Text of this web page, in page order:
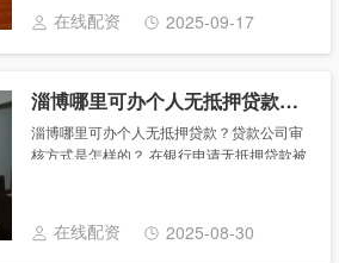
金融正规的借贷平台，其借款记录会被上传
至央......
在线配资 2025-09-17
淄博哪里可办个人无抵押贷款？贷款公司审核方式是怎样的？
淄博哪里可办个人无抵押贷款？贷款公司审
核方式是怎样的？ 在银行申请无抵押贷款被
多，确实没有办法时，能考虑找担保公司申
请贷款，可......
在线配资 2025-08-30